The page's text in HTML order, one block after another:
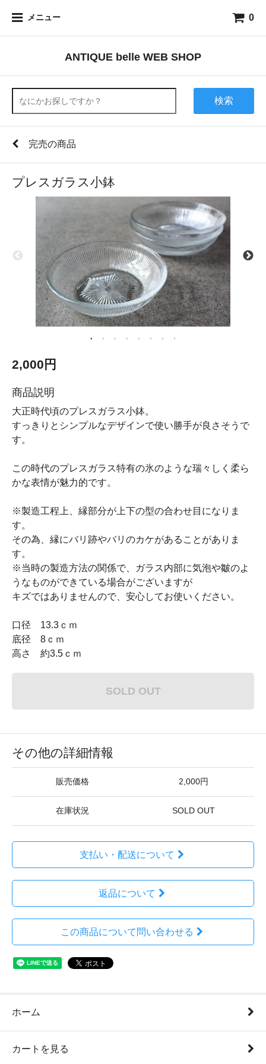
メニュー 0
ANTIQUE belle WEB SHOP
検索
完売の商品
プレスガラス小鉢
2,000円
商品説明
大正時代頃のプレスガラス小鉢。
すっきりとシンプルなデザインで使い勝手が良さそうで
す。
この時代のプレスガラス特有の氷のような瑞々しく柔ら
かな表情が魅力的です。
※製造工程上、縁部分が上下の型の合わせ目になりま
す。
その為、縁にバリ跡やバリのカケがあることがありま
す。
※当時の製造方法の関係で、ガラス内部に気泡や皺のよ
うなものができている場合がございますが
キズではありませんので、安心してお使いください。
口径 13.3ｃｍ
底径 8ｃｍ
高さ 約3.5ｃｍ
SOLD OUT
その他の詳細情報
販売価格 2,000円
在庫状況 SOLD OUT
支払い・配送について
返品について
この商品について問い合わせる
ホーム
カートを見る